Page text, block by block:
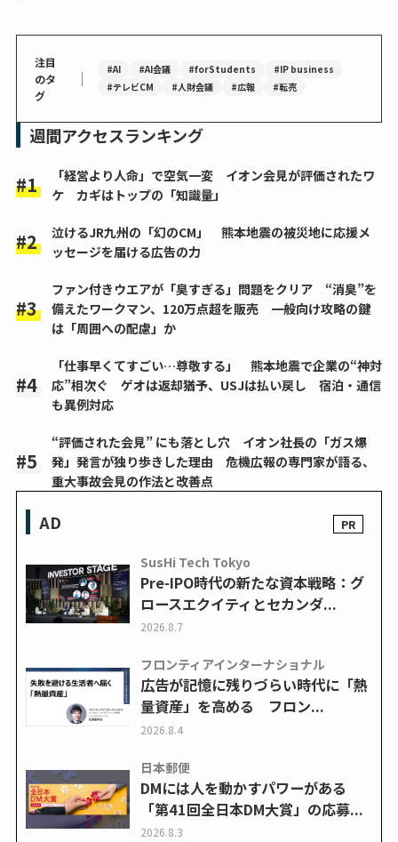
注目
のタ
グ
｜ #AI #AI会議 #forStudents
#IP business
#テレビCM
#人財会議 #広報 #転売
週間アクセスランキング
「経営より人命」で空気一変 イオン会見が評価されたワ
ケ カギはトップの「知識量」
泣けるJR九州の「幻のCM」 熊本地震の被災地に応援メ
ッセージを届ける広告の力
ファン付きウエアが「臭すぎる」問題をクリア “消臭”を
備えたワークマン、120万点超を販売 一般向け攻略の鍵
は「周囲への配慮」か
「仕事早くてすごい…尊敬する」 熊本地震で企業の“神対
応”相次ぐ ゲオは返却猶予、USJは払い戻し 宿泊・通信
も異例対応
“評価された会見” にも落とし穴 イオン社長の「ガス爆
発」発言が独り歩きした理由 危機広報の専門家が語る、
重大事故会見の作法と改善点
AD
SusHi Tech Tokyo
Pre-IPO時代の新たな資本戦略：グ
ロースエクイティとセカンダ...
2026.8.7
フロンティアインターナショナル
広告が記憶に残りづらい時代に「熱
量資産」を高める フロン...
2026.8.4
日本郵便
DMには人を動かすパワーがある
「第41回全日本DM大賞」の応募...
2026.8.3